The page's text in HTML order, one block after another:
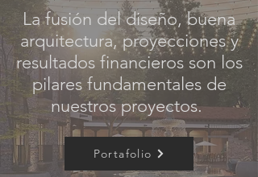
La fusión del diseño, buena
arquitectura, proyecciones y
resultados financieros son los
pilares fundamentales de
nuestros proyectos.
Portafolio